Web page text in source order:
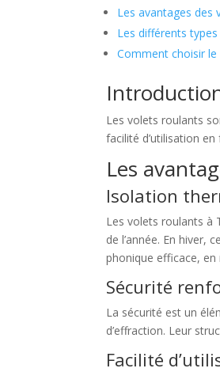
Les avantages des
Les différents
Comment choisir
Les volets roulants
facilité d’utilisation
Les
Isolation
Les volets roulants à
de l’année. En hiver,
phonique efficace,
Sécurité
La sécurité est un
d’effraction. Leur
Facilité